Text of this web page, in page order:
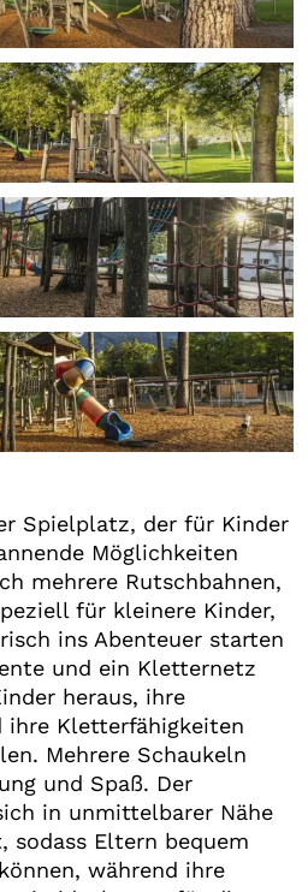
Spielplatz, der für Kinder
Möglichkeiten
mehrere Rutschbahnen,
für kleinere Kinder,
ins Abenteuer starten
und ein Kletternetz
heraus, ihre
ihre Kletterfähigkeiten
Mehrere Schaukeln
und Spaß. Der
in unmittelbarer Nähe
sodass Eltern bequem
während ihre